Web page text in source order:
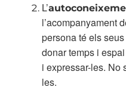
L’
l’acompanyament
persona té els
donar temps i
i expressar-­les. No
les.